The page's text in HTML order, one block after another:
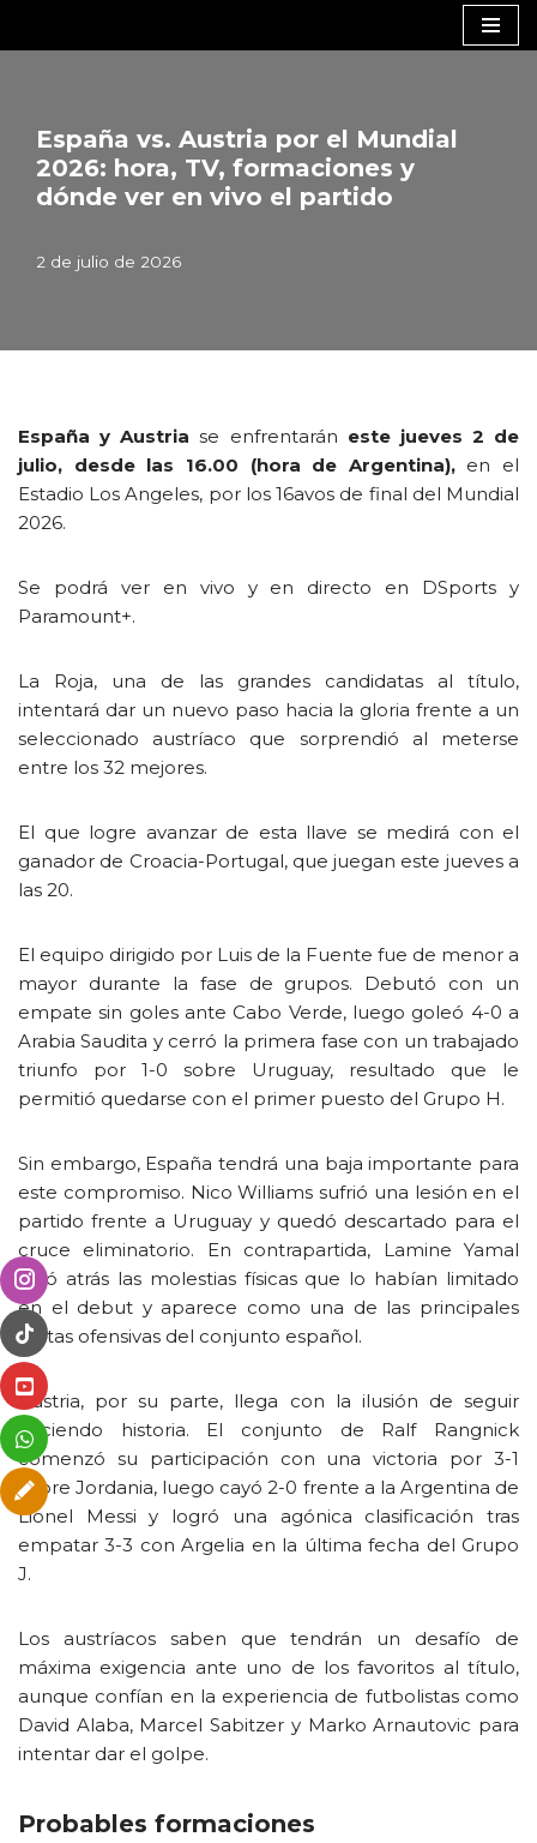
España vs. Austria por el Mundial
2026: hora, TV, formaciones y
dónde ver en vivo el partido
2 de julio de 2026
España y Austria se enfrentarán este jueves 2 de
julio, desde las 16.00 (hora de Argentina), en el
Estadio Los Angeles, por los 16avos de final del Mundial
2026.
Se podrá ver en vivo y en directo en DSports y
Paramount+.
La Roja, una de las grandes candidatas al título,
intentará dar un nuevo paso hacia la gloria frente a un
seleccionado austríaco que sorprendió al meterse
entre los 32 mejores.
El que logre avanzar de esta llave se medirá con el
ganador de Croacia-Portugal, que juegan este jueves a
las 20.
El equipo dirigido por Luis de la Fuente fue de menor a
mayor durante la fase de grupos. Debutó con un
empate sin goles ante Cabo Verde, luego goleó 4-0 a
Arabia Saudita y cerró la primera fase con un trabajado
triunfo por 1-0 sobre Uruguay, resultado que le
permitió quedarse con el primer puesto del Grupo H.
Sin embargo, España tendrá una baja importante para
este compromiso. Nico Williams sufrió una lesión en el
partido frente a Uruguay y quedó descartado para el
cruce eliminatorio. En contrapartida, Lamine Yamal
dejó atrás las molestias físicas que lo habían limitado
en el debut y aparece como una de las principales
cartas ofensivas del conjunto español.
Austria, por su parte, llega con la ilusión de seguir
haciendo historia. El conjunto de Ralf Rangnick
comenzó su participación con una victoria por 3-1
sobre Jordania, luego cayó 2-0 frente a la Argentina de
Lionel Messi y logró una agónica clasificación tras
empatar 3-3 con Argelia en la última fecha del Grupo
J.
Los austríacos saben que tendrán un desafío de
máxima exigencia ante uno de los favoritos al título,
aunque confían en la experiencia de futbolistas como
David Alaba, Marcel Sabitzer y Marko Arnautovic para
intentar dar el golpe.
Probables formaciones